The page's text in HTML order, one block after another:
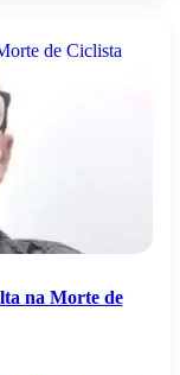
de Ciclista
na Morte de